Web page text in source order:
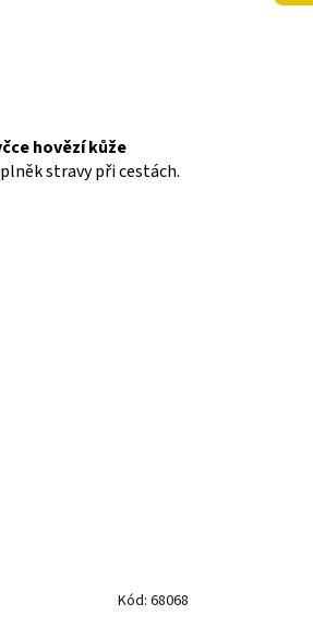
hovězí kůže
stravy při cestách.
Kód: 68068